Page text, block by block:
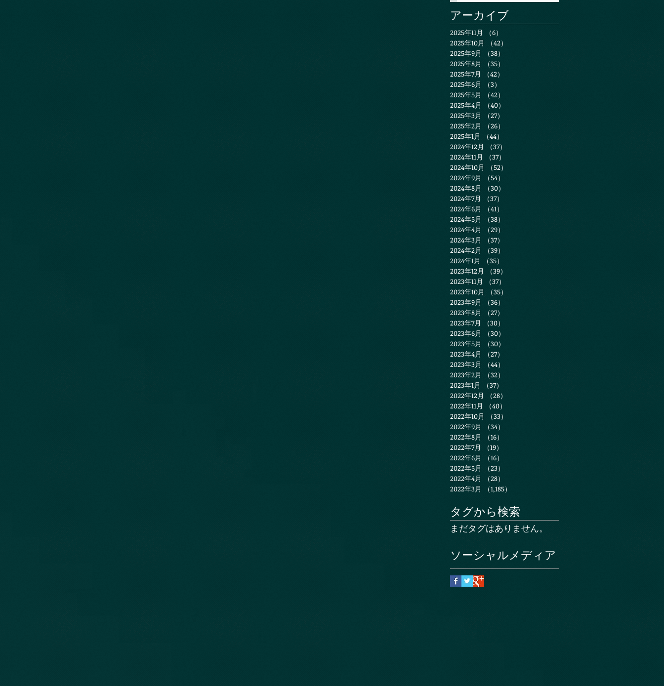
アーカイブ
2025年11月 （6）
2025年10月
（42）
2025年9月
（38）
2025年8月
（35）
2025年7月
（42）
2025年6月
（3）
2025年5月
（42）
2025年4月
（40）
2025年3月
（27）
2025年2月
（26）
2025年1月
（44）
2024年12月
（37）
2024年11月
（37）
2024年10月
（52）
2024年9月
（54）
2024年8月
（30）
2024年7月
（37）
2024年6月
（41）
2024年5月
（38）
2024年4月
（29）
2024年3月
（37）
2024年2月
（39）
2024年1月
（35）
2023年12月
（39）
2023年11月
（37）
2023年10月
（35）
2023年9月
（36）
2023年8月
（27）
2023年7月
（30）
2023年6月
（30）
2023年5月
（30）
2023年4月
（27）
2023年3月
（44）
2023年2月
（32）
2023年1月
（37）
2022年12月
（28）
2022年11月
（40）
2022年10月
（33）
2022年9月
（34）
2022年8月
（16）
2022年7月
（19）
2022年6月
（16）
2022年5月
（23）
2022年4月
（28）
2022年3月
（1,185）
タグから検索
まだタグはありません。
ソーシャルメディア